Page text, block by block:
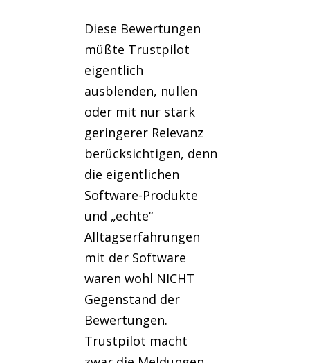
Diese Bewertungen
müßte Trustpilot
eigentlich
ausblenden, nullen
oder mit nur stark
geringerer Relevanz
berücksichtigen, denn
die eigentlichen
Software-Produkte
und „echte“
Alltagserfahrungen
mit der Software
waren wohl NICHT
Gegenstand der
Bewertungen.
Trustpilot macht